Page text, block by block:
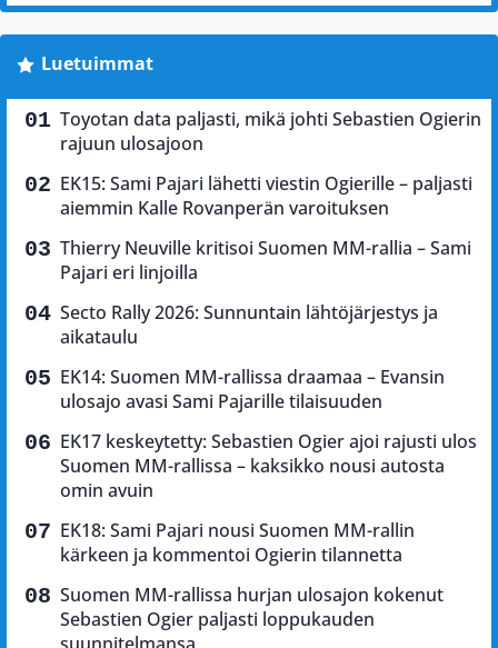
Luetuimmat
Toyotan data paljasti, mikä johti Sebastien Ogierin
rajuun ulosajoon
EK15: Sami Pajari lähetti viestin Ogierille – paljasti
aiemmin Kalle Rovanperän varoituksen
Thierry Neuville kritisoi Suomen MM-rallia – Sami
Pajari eri linjoilla
Secto Rally 2026: Sunnuntain lähtöjärjestys ja
aikataulu
EK14: Suomen MM-rallissa draamaa – Evansin
ulosajo avasi Sami Pajarille tilaisuuden
EK17 keskeytetty: Sebastien Ogier ajoi rajusti ulos
Suomen MM-rallissa – kaksikko nousi autosta
omin avuin
EK18: Sami Pajari nousi Suomen MM-rallin
kärkeen ja kommentoi Ogierin tilannetta
Suomen MM-rallissa hurjan ulosajon kokenut
Sebastien Ogier paljasti loppukauden